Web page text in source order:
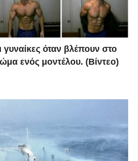
όταν βλέπουν στο
ενός μοντέλου. (Βίντεο)